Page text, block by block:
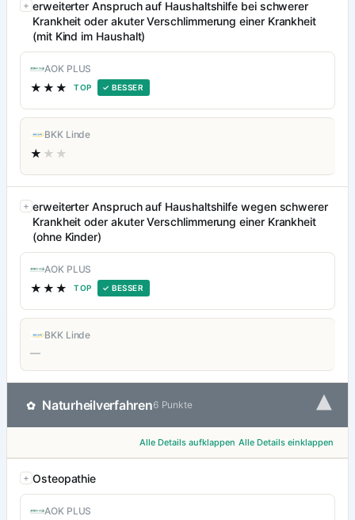
erweiterter Anspruch auf Haushaltshilfe bei schwerer
Krankheit oder akuter Verschlimmerung einer Krankheit
(mit Kind im Haushalt)
AOK PLUS
★★★ TOP ✓ BESSER
BKK Linde
★ ★★
erweiterter Anspruch auf Haushaltshilfe wegen schwerer
Krankheit oder akuter Verschlimmerung einer Krankheit
(ohne Kinder)
AOK PLUS
★★★ TOP ✓ BESSER
BKK Linde
—
✿ Naturheilverfahren6 Punkte ▾
Alle Details aufklappen Alle Details einklappen
Osteopathie
AOK PLUS